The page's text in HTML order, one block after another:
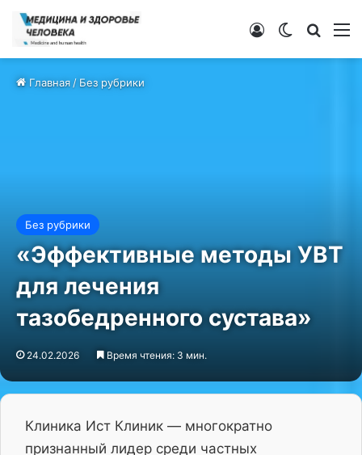
Switch skin
Войти
Главная/Без рубрики
Без рубрики
«Эффективные методы УВТ
для лечения
тазобедренного сустава»
24.02.2026 Время чтения: 3 мин.
Клиника Ист Клиник — многократно
признанный лидер среди частных